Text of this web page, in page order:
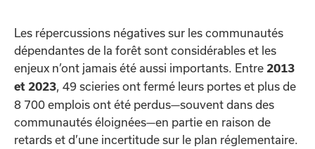
Les répercussions négatives sur les communautés
dépendantes de la forêt sont considérables et les
enjeux n’ont jamais été aussi importants. Entre 2013
et 2023 , 49 scieries ont fermé leurs portes et plus de
8 700 emplois ont été perdus—souvent dans des
communautés éloignées—en partie en raison de
retards et d’une incertitude sur le plan réglementaire.